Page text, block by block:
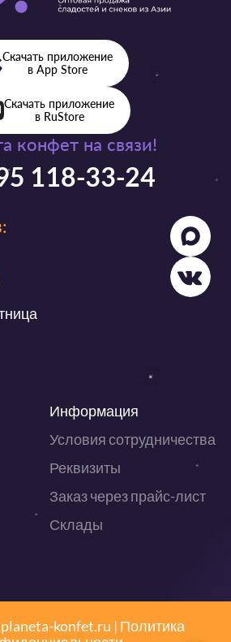
конфет на связи!
118-33-24
Информация
Условия сотрудничества
Реквизиты
Заказ через прайс-лист
Склады
Скачать приложение
в App Store
Скачать приложение
в RuStore
konfet.ru | Политика